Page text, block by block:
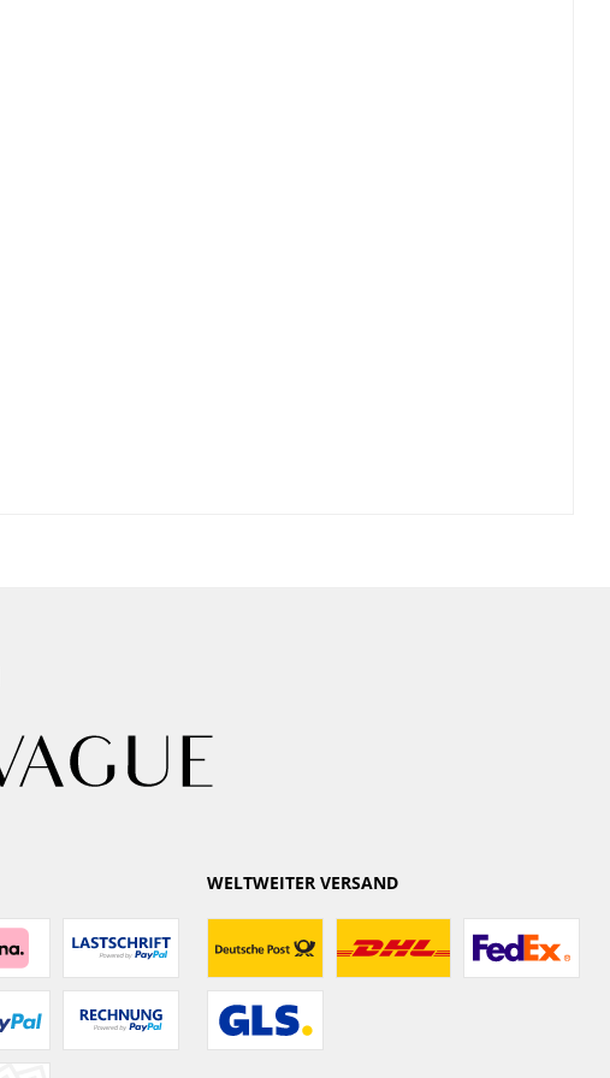
WELTWEITER VERSAND